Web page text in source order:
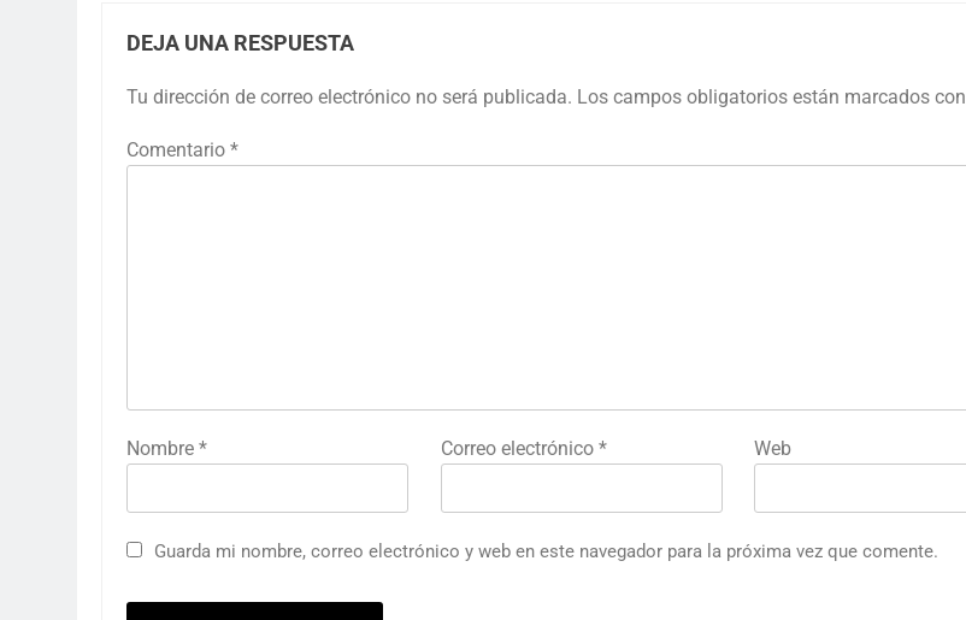
DEJA UNA RESPUESTA
Tu dirección de correo electrónico no será publicada. Los campos obligatorios están marcados con
Comentario *
Nombre * Correo electrónico * Web
Guarda mi nombre, correo electrónico y web en este navegador para la próxima vez que comente.